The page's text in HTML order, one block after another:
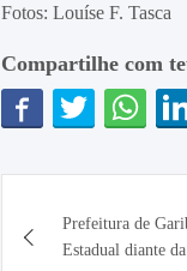
Fotos: Louíse F. Tasca
Compartilhe com
de
Prefeitura de
Estadual diante